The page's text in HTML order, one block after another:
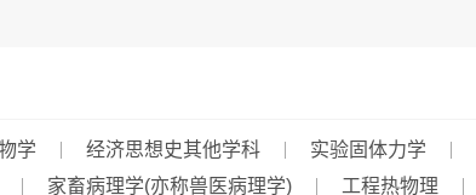
学 经济思想史其他学科 实验固体力学
家畜病理学(亦称兽医病理学) 工程热物理